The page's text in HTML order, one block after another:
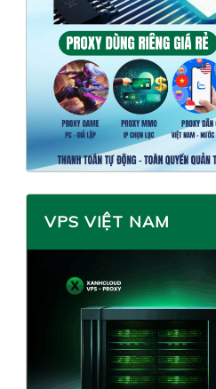
VPS VIỆT NAM